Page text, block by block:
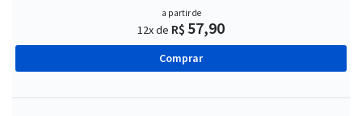
a partir de
12x de R$ 57,90
Comprar